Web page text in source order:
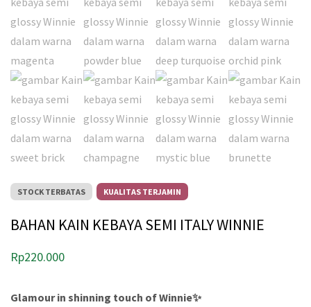
STOCK TERBATAS KUALITAS TERJAMIN
BAHAN KAIN KEBAYA SEMI ITALY WINNIE
Rp220.000
Glamour in shinning touch of Winnie✨